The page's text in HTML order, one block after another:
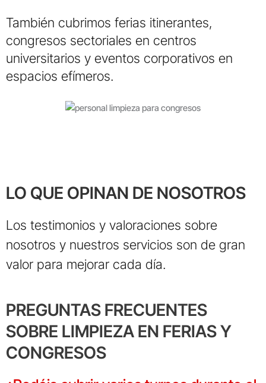
También cubrimos ferias itinerantes,
congresos sectoriales en centros
universitarios y eventos corporativos en
espacios efímeros.
LO QUE OPINAN DE NOSOTROS
Los testimonios y valoraciones sobre
nosotros y nuestros servicios son de gran
valor para mejorar cada día.
PREGUNTAS FRECUENTES
SOBRE LIMPIEZA EN FERIAS Y
CONGRESOS